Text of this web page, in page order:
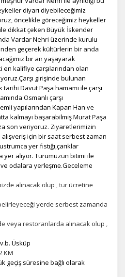
diyarı diyebileceğimiz
öncelikle göreceğimiz heykeller
dikkat çeken Büyük İskender
Vardar Nehri üzerinde kurulu
geçerek kültürlerin bir anda
bir an yaşayarak
en kalifiye çarşılarından olan
girişinde bulunan
Davut Paşa hamamı ile çarşı
Osmanlı çarşı
yapılarından Kapan Han ve
kalmayı başarabilmiş Murat Paşa
son veriyoruz. Ziyaretlerimizin
alışveriş için bir saat serbest zaman
yer fıstığı,çarıklar
yer alıyor. Turumuzun bitimi ile
odalara yerleşme.Geceleme
alınacak olup , tur ücretine
yerde serbest zamanda
veya restoranlarda alınacak olup ,
Üsküp
KM
geçiş süresine bağlı olarak